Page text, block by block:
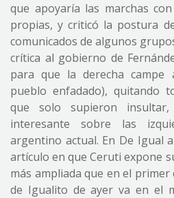
que apoyaría las marchas
propias, y criticó la postura
comunicados de algunos
crítica al gobierno de
para que la derecha
pueblo enfadado), quitando
que solo supieron
interesante sobre las
argentino actual. En De Igual
artículo en que Ceruti expone
más ampliada que en el
de Igualito de ayer va en el